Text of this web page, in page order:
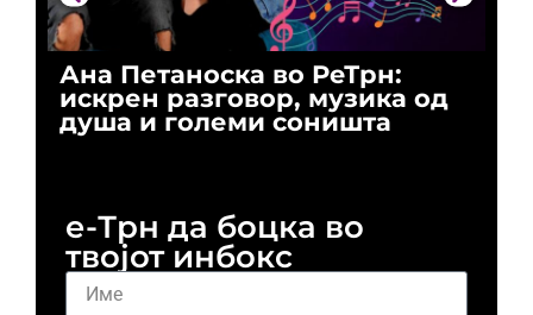
Ана Петаноска во РеТрн:
искрен разговор, музика од
душа и големи соништа
е-Трн да боцка во
твојот инбокс